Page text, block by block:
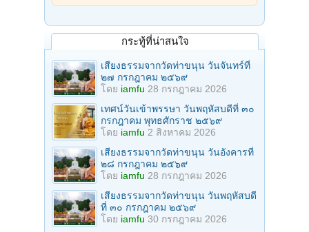
กระทู้ที่น่าสนใจ
เสียงธรรมจากวัดท่าขนุน วันจันทร์ที่
๒๗ กรกฎาคม ๒๕๖๙
โดย iamfu 28 กรกฎาคม 2026
เทศน์วันเข้าพรรษา วันพฤหัสบดีที่ ๓๐
กรกฎาคม พุทธศักราช ๒๕๖๙
โดย iamfu 2 สิงหาคม 2026
เสียงธรรมจากวัดท่าขนุน วันอังคารที่
๒๘ กรกฎาคม ๒๕๖๙
โดย iamfu 28 กรกฎาคม 2026
เสียงธรรมจากวัดท่าขนุน วันพฤหัสบดี
ที่ ๓๐ กรกฎาคม ๒๕๖๙
โดย iamfu 30 กรกฎาคม 2026